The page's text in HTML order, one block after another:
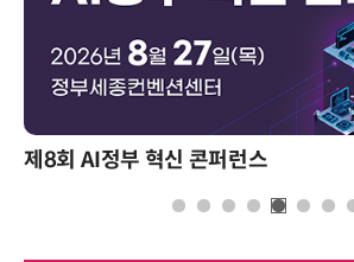
제8회 AI정부 혁신 콘퍼런스